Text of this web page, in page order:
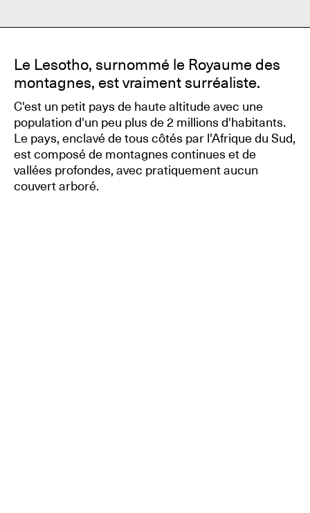
Le Lesotho, surnommé le Royaume des
montagnes, est vraiment surréaliste.
C'est un petit pays de haute altitude avec une
population d'un peu plus de 2 millions d'habitants.
Le pays, enclavé de tous côtés par l'Afrique du Sud,
est composé de montagnes continues et de
vallées profondes, avec pratiquement aucun
couvert arboré.